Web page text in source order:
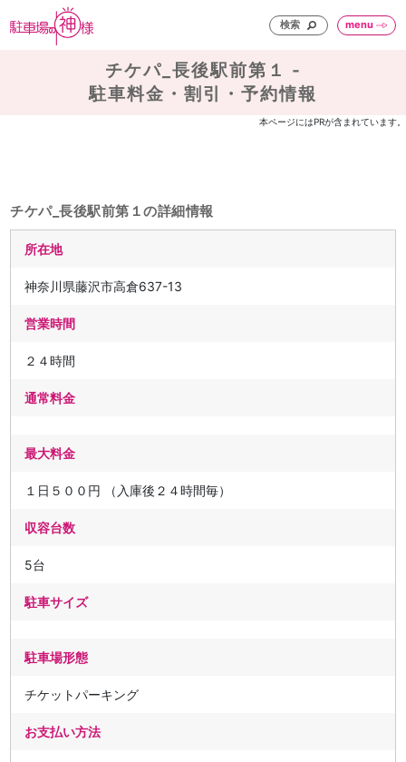
検索 menu
チケパ_長後駅前第１ -
駐車料金・割引・予約情報
本ページにはPRが含まれています。
チケパ_長後駅前第１の詳細情報
所在地
神奈川県藤沢市高倉637-13
営業時間
２４時間
通常料金
最大料金
１日５００円 （入庫後２４時間毎）
収容台数
5台
駐車サイズ
駐車場形態
チケットパーキング
お支払い方法